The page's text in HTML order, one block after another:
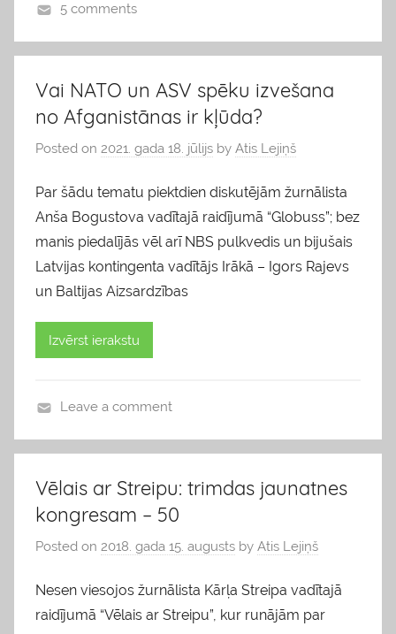
l
g
s
5 comments
Vai NATO un ASV spēku izvešana
no Afganistānas ir kļūda?
Posted on 2021. gada 18. jūlijs by Atis Lejiņš
Par šādu tematu piektdien diskutējām žurnālista
Anša Bogustova vadītajā raidījumā “Globuss”; bez
manis piedalījās vēl arī NBS pulkvedis un bijušais
Latvijas kontingenta vadītājs Irākā – Igors Rajevs
un Baltijas Aizsardzības
Izvērst ierakstu
l
g
s
Leave a comment
Vēlais ar Streipu: trimdas jaunatnes
kongresam – 50
Posted on 2018. gada 15. augusts by Atis Lejiņš
Nesen viesojos žurnālista Kārļa Streipa vadītajā
raidījumā “Vēlais ar Streipu”, kur runājām par